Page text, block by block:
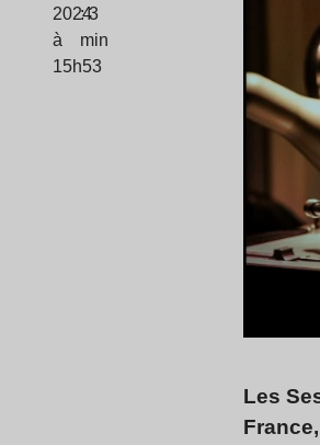
2024
à
15h53
: 3
min
Les